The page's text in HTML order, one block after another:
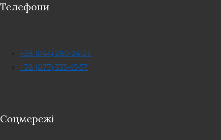
Телефони
+38 (044) 280-24-27
+38 (077) 333-45-57
Соцмережі